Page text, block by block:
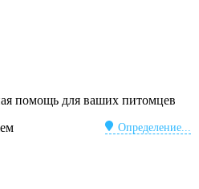
помощь для ваших питомцев
Определение...